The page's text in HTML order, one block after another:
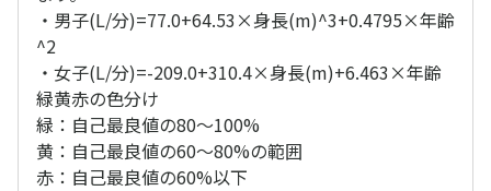
・男子(L/分)=77.0+64.53×身長(m)^3+0.4795×年齢
^2
・女子(L/分)=-209.0+310.4×身長(m)+6.463×年齢
緑黄赤の色分け
緑：自己最良値の80〜100%
黄：自己最良値の60〜80%の範囲
赤：自己最良値の60%以下